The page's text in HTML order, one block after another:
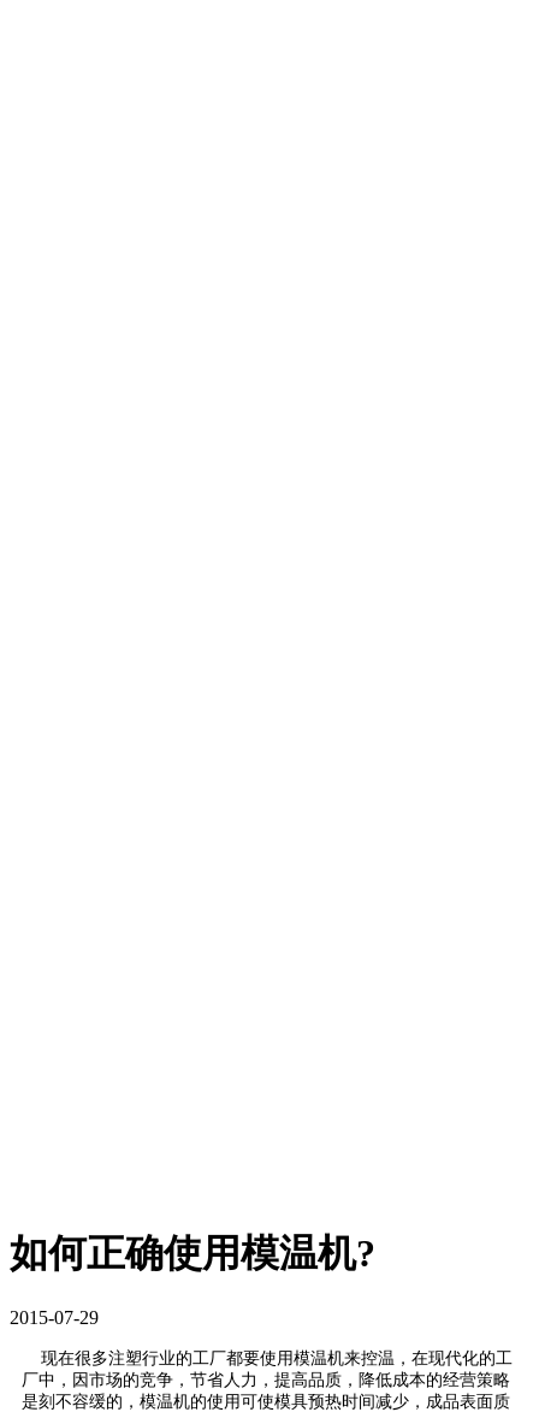
如何正确使用模温机?
2015-07-29
现在很多注塑行业的工厂都要使用模温机来控温，在现代化的工
厂中，因市场的竞争，节省人力，提高品质，降低成本的经营策略
是刻不容缓的，模温机的使用可使模具预热时间减少，成品表面质